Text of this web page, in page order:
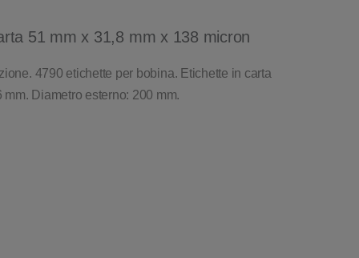
51 mm x 31,8 mm x 138 micron
4790 etichette per bobina. Etichette in carta
Diametro esterno: 200 mm.